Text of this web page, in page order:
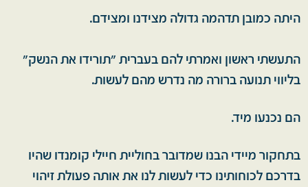
היתה כמובן תדהמה גדולה מצידנו ומצידם.
התעשתי ראשון ואמרתי להם בעברית "תורידו את הנשק"
בליווי תנועה ברורה מה נדרש מהם לעשות.
הם נכנעו מיד.
בתחקור מיידי הבנו שמדובר בחוליית חיילי קומנדו שהיו
בדרכם לכוחותינו כדי לעשות לנו את אותה פעולת זיהוי